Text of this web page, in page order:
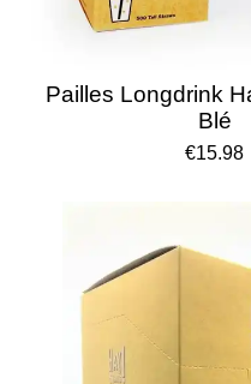
Pailles Longdrink
Blé
€15.98